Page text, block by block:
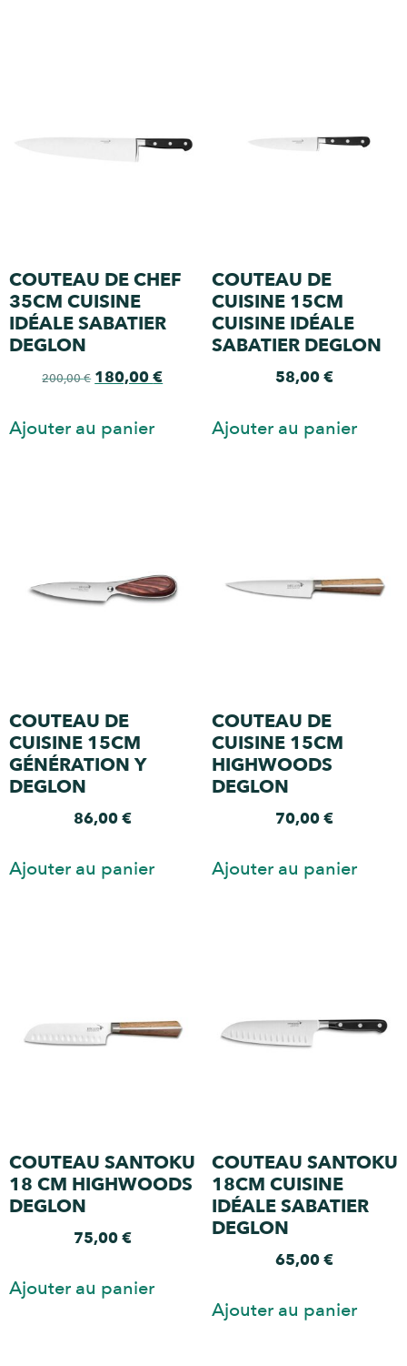
COUTEAU DE CHEF
35CM CUISINE
IDÉALE SABATIER
DEGLON
200,00€ 180,00€
Ajouter au panier
COUTEAU DE
CUISINE 15CM
CUISINE IDÉALE
SABATIER DEGLON
58,00€
Ajouter au panier
COUTEAU DE
CUISINE 15CM
GÉNÉRATION Y
DEGLON
86,00€
Ajouter au panier
COUTEAU DE
CUISINE 15CM
HIGHWOODS
DEGLON
70,00€
Ajouter au panier
COUTEAU SANTOKU
18 CM HIGHWOODS
DEGLON
75,00€
Ajouter au panier
COUTEAU SANTOKU
18CM CUISINE
IDÉALE SABATIER
DEGLON
65,00€
Ajouter au panier